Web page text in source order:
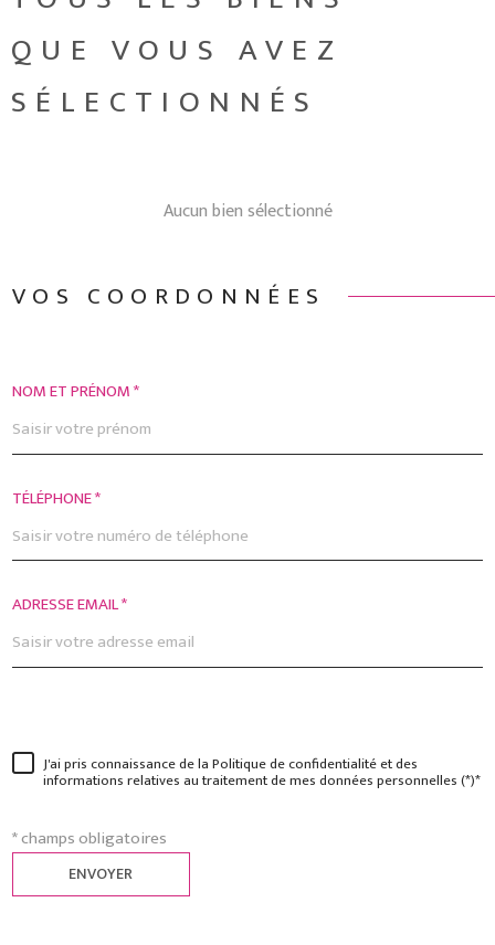
QUE VOUS AVEZ
SÉLECTIONNÉS
Aucun bien sélectionné
VOS COORDONNÉES
NOM ET PRÉNOM *
TÉLÉPHONE *
ADRESSE EMAIL *
J'ai pris connaissance de la Politique de confidentialité et des
informations relatives au traitement de mes données personnelles (*)*
* champs obligatoires
ENVOYER